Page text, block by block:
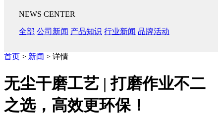
NEWS CENTER
全部 公司新闻 产品知识 行业新闻 品牌活动
首页 > 新闻 > 详情
无尘干磨工艺 | 打磨作业不二
之选，高效更环保！